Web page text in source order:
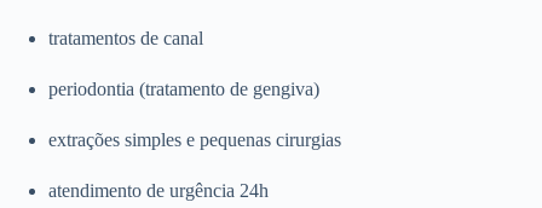
tratamentos de canal
periodontia (tratamento de gengiva)
extrações simples e pequenas cirurgias
atendimento de urgência 24h